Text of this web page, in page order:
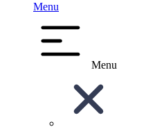
Menu
Menu